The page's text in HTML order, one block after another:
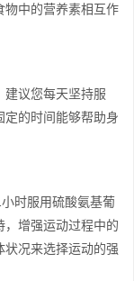
物中的营养素相互作
建议您每天坚持服
定的时间能够帮助身
时服用硫酸氨基葡
增强运动过程中的
状况来选择运动的强